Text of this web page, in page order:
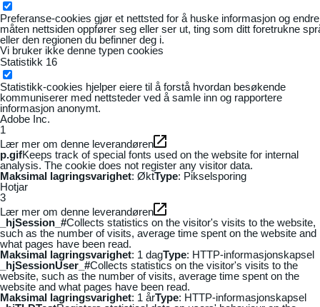
Preferanse-cookies gjør et nettsted for å huske informasjon og
måten nettsiden oppfører seg eller ser ut, ting som ditt foretrukne
eller den regionen du befinner deg i.
Vi bruker ikke denne typen cookies
Statistikk 16
Statistikk-cookies hjelper eiere til å forstå hvordan besøkende
kommuniserer med nettsteder ved å samle inn og rapportere
informasjon anonymt.
Adobe Inc.
1
Lær mer om denne leverandøren
p.gifKeeps track of special fonts used on the website for internal
analysis. The cookie does not register any visitor data.
Maksimal lagringsvarighet: ØktType: Pikselsporing
Hotjar
3
Lær mer om denne leverandøren
_hjSession_#Collects statistics on the visitor's visits to the website,
such as the number of visits, average time spent on the website and
what pages have been read.
Maksimal lagringsvarighet: 1 dagType: HTTP-informasjonskapsel
_hjSessionUser_#Collects statistics on the visitor's visits to the
website, such as the number of visits, average time spent on the
website and what pages have been read.
Maksimal lagringsvarighet: 1 årType: HTTP-informasjonskapsel